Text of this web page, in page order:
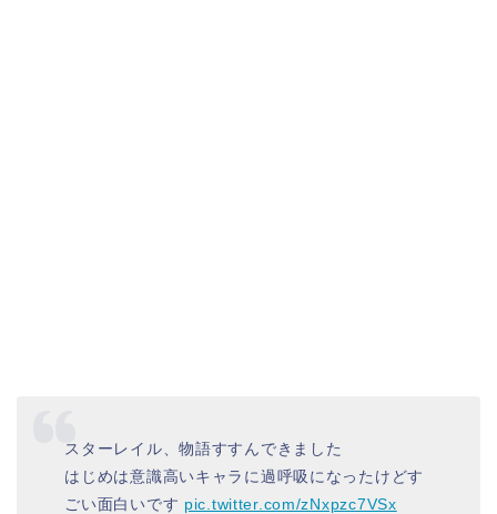
スターレイル、物語すすんできました
はじめは意識高いキャラに過呼吸になったけどす
ごい面白いです pic.twitter.com/zNxpzc7VSx